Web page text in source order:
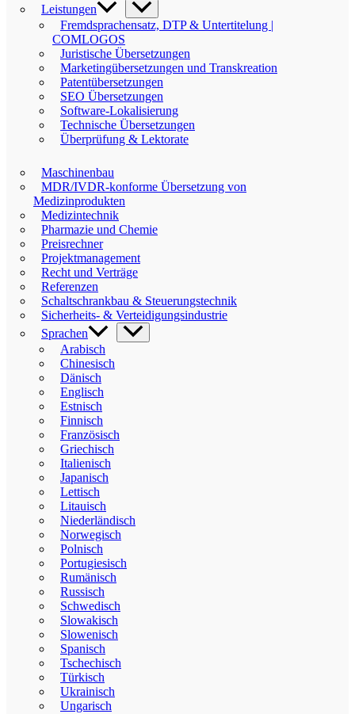
Leistungen
Fremdsprachensatz, DTP & Untertitelung |
COMLOGOS
Juristische Übersetzungen
Marketingübersetzungen und Transkreation
Patentübersetzungen
SEO Übersetzungen
Software-Lokalisierung
Technische Übersetzungen
Überprüfung & Lektorate
Maschinenbau
MDR/IVDR-konforme Übersetzung von
Medizinprodukten
Medizintechnik
Pharmazie und Chemie
Preisrechner
Projektmanagement
Recht und Verträge
Referenzen
Schaltschrankbau & Steuerungstechnik
Sicherheits- & Verteidigungsindustrie
Sprachen
Arabisch
Chinesisch
Dänisch
Englisch
Estnisch
Finnisch
Französisch
Griechisch
Italienisch
Japanisch
Lettisch
Litauisch
Niederländisch
Norwegisch
Polnisch
Portugiesisch
Rumänisch
Russisch
Schwedisch
Slowakisch
Slowenisch
Spanisch
Tschechisch
Türkisch
Ukrainisch
Ungarisch